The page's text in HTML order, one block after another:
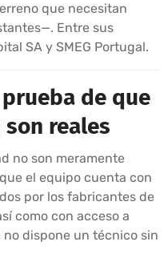
que necesitan
Entre sus
SA y SMEG Portugal.
de que
reales
no son meramente
el equipo cuenta con
por los fabricantes de
como con acceso a
dispone un técnico sin